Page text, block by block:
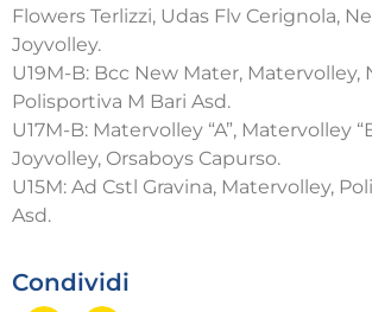
Flowers Terlizzi, Udas Flv Cerignola,
Joyvolley.
U19M-B: Bcc New Mater, Matervolley,
Polisportiva M Bari Asd.
U17M-B: Matervolley “A”, Matervolley
Joyvolley, Orsaboys Capurso.
U15M: Ad Cstl Gravina, Matervolley,
Asd.
Condividi